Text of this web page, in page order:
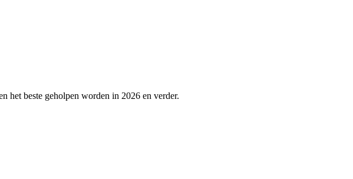
het beste geholpen worden in 2026 en verder.